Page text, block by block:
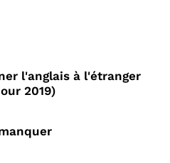
l'anglais à l'étranger
2019)